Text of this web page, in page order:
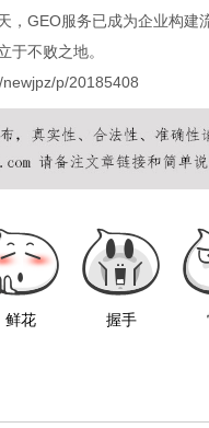
，GEO服务已成为企业构
于不败之地。
p/20185408
鲜花 握手